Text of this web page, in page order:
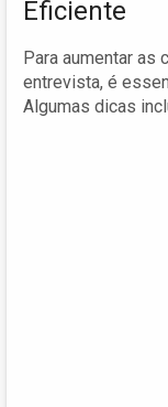
Eficiente
Para aumentar as
entrevista, é
Algumas dicas